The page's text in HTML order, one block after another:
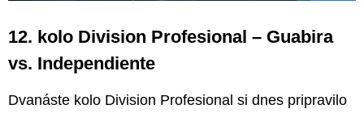
12. kolo Division Profesional – Guabira
vs. Independiente
Dvanáste kolo Division Profesional si dnes pripravilo